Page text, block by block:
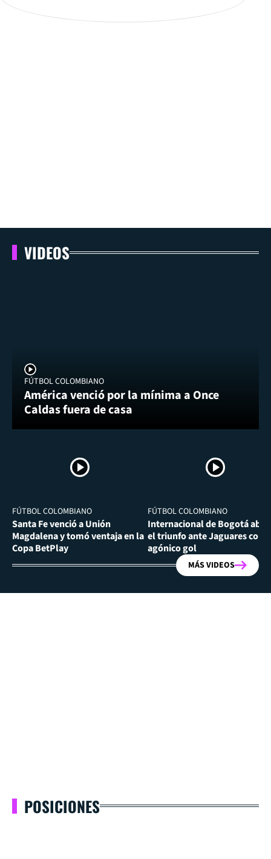
VIDEOS
FÚTBOL COLOMBIANO
América venció por la mínima a Once
Caldas fuera de casa
FÚTBOL COLOMBIANO
Santa Fe venció a Unión
Magdalena y tomó ventaja en la
Copa BetPlay
FÚTBOL COLOMBIANO
Internacional de Bogotá
el triunfo ante Jaguares con
agónico gol
MÁS VIDEOS
POSICIONES